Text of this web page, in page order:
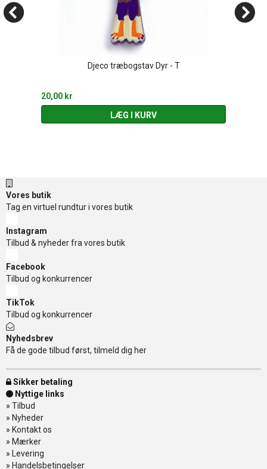
Djeco træbogstav Dyr - T
20,00 kr
LÆG I KURV
Vores butik
Tag en virtuel rundtur i vores butik
Instagram
Tilbud & nyheder fra vores butik
Facebook
Tilbud og konkurrencer
TikTok
Tilbud og konkurrencer
Nyhedsbrev
Få de gode tilbud først, tilmeld dig her
Sikker betaling
Nyttige links
» Tilbud
» Nyheder
» Kontakt os
» Mærker
» Levering
» Handelsbetingelser